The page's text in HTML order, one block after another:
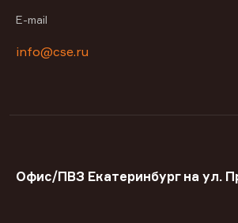
E-mail
info@cse.ru
Офис/ПВЗ Екатеринбург на ул.